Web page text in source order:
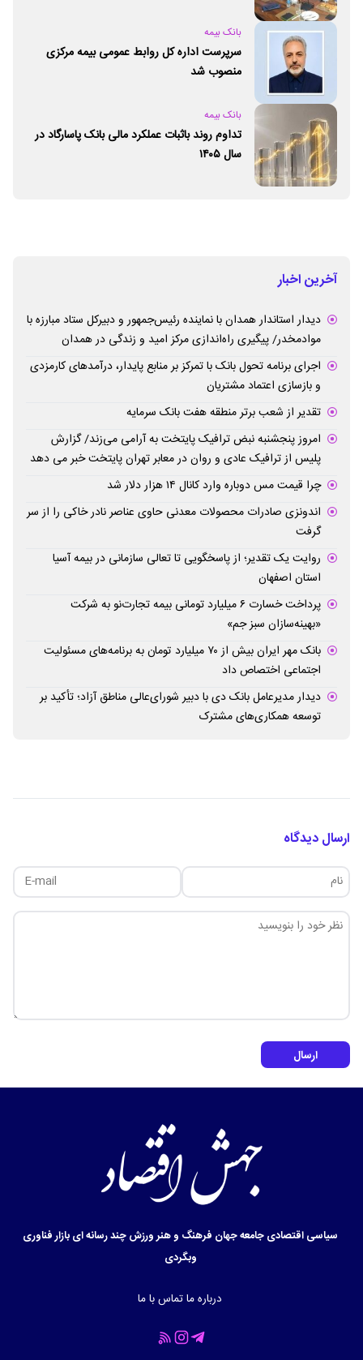
بانک بیمه
سرپرست اداره کل روابط عمومی بیمه مرکزی
منصوب شد
بانک بیمه
تداوم روند باثبات عملکرد مالی بانک پاسارگاد در
سال ۱۴۰۵
آخرین اخبار
دیدار استاندار همدان با نماینده رئیس‌جمهور و دبیرکل ستاد مبارزه با
موادمخدر/ پیگیری راه‌اندازی مرکز امید و زندگی در همدان
اجرای برنامه تحول بانک با تمرکز بر منابع پایدار، درآمدهای کارمزدی
و بازسازی اعتماد مشتریان
تقدیر از شعب برتر منطقه هفت بانک سرمایه
امروز پنجشنبه نبض ترافیک پایتخت به آرامی می‌زند/ گزارش
پلیس از ترافیک عادی و روان در معابر تهران پایتخت خبر می دهد
چرا قیمت مس دوباره وارد کانال ۱۴ هزار دلار شد
اندونزی صادرات محصولات معدنی حاوی عناصر نادر خاکی را از سر
گرفت
روایت یک تقدیر؛ از پاسخگویی تا تعالی سازمانی در بیمه آسیا
استان اصفهان
پرداخت خسارت ۶ میلیارد تومانی بیمه تجارت‌نو به شرکت
«بهینه‌سازان سبز جم»
بانک مهر ایران بیش از ۷۰ میلیارد تومان به برنامه‌های مسئولیت
اجتماعی اختصاص داد
دیدار مدیرعامل بانک دی با دبیر شورای‌عالی مناطق آزاد؛ تأکید بر
توسعه همکاری‌های مشترک
ارسال دیدگاه
ارسال
سیاسیاقتصادیجامعهجهان فرهنگ و هنرورزشچند رسانه ایبازارفناوری
وبگردی
درباره ماتماس با ما